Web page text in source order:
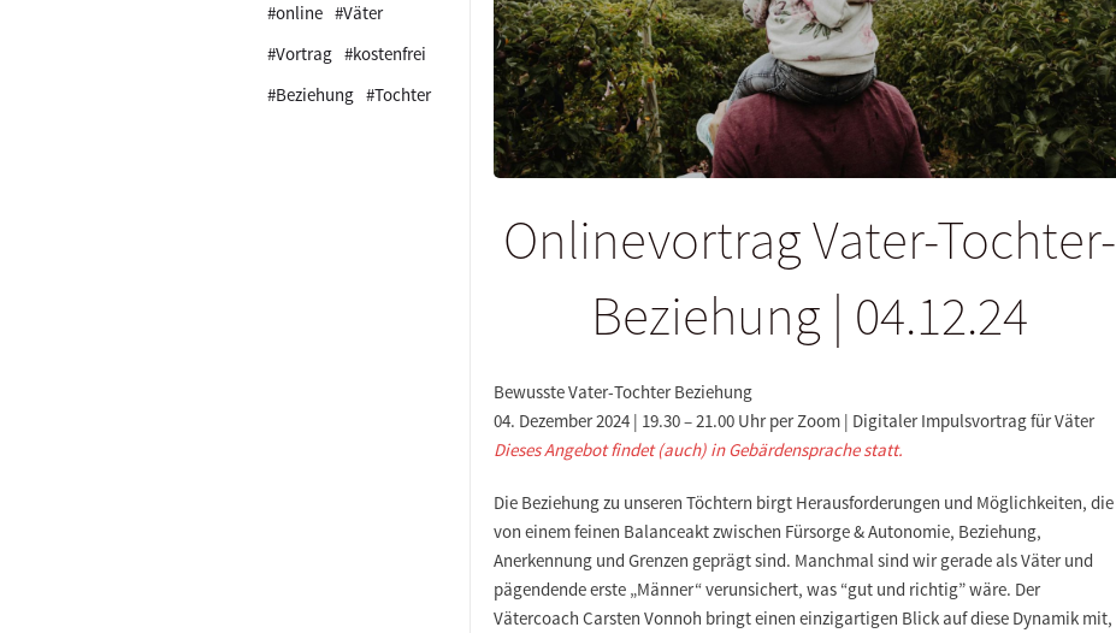
#online #Väter
#Vortrag #kostenfrei
#Beziehung #Tochter
Onlinevortrag Vater-Tochter-
Beziehung | 04.12.24
Bewusste Vater-Tochter Beziehung
04. Dezember 2024 | 19.30 – 21.00 Uhr per Zoom | Digitaler Impulsvortrag für Väter
Dieses Angebot findet (auch) in Gebärdensprache statt.
Die Beziehung zu unseren Töchtern birgt Herausforderungen und Möglichkeiten, die
von einem feinen Balanceakt zwischen Fürsorge & Autonomie, Beziehung,
Anerkennung und Grenzen geprägt sind. Manchmal sind wir gerade als Väter und
pägendende erste „Männer“ verunsichert, was “gut und richtig” wäre. Der
Vätercoach Carsten Vonnoh bringt einen einzigartigen Blick auf diese Dynamik mit,